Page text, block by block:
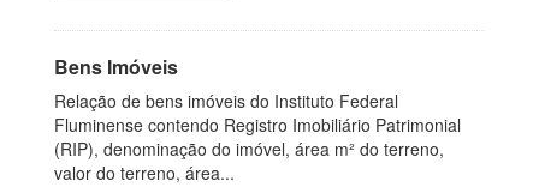
Bens Imóveis
Relação de bens imóveis do Instituto Federal
Fluminense contendo Registro Imobiliário Patrimonial
(RIP), denominação do imóvel, área m² do terreno,
valor do terreno, área...